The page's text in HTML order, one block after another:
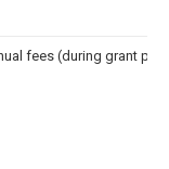
fees (during grant